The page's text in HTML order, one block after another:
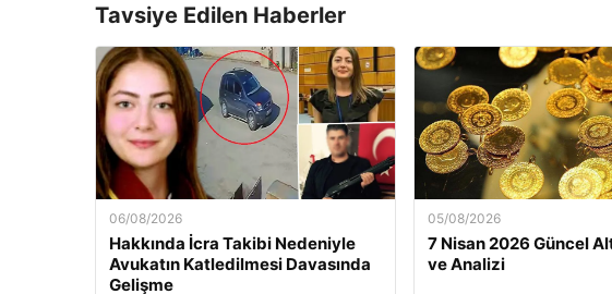
Tavsiye Edilen Haberler
06/08/2026
Hakkında İcra Takibi Nedeniyle
Avukatın Katledilmesi Davasında
Gelişme
05/08/2026
7 Nisan 2026 Güncel
ve Analizi